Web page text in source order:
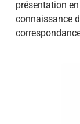
présentation
connaissance